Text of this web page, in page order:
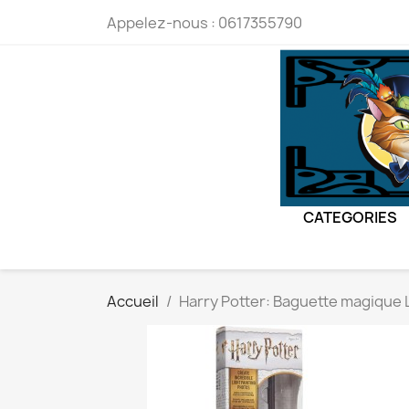
Appelez-nous : 0617355790
CATEGORIES
Accueil Harry Potter: Baguette magique